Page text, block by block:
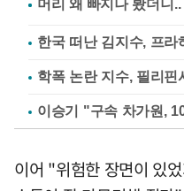
한국 떠난 김지수, 프
학폭 논란 지수, 필리
이승기 "구속 차가원,
이어 "위험한 장면이 있